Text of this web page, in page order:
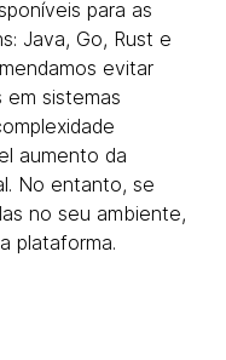
para as
Java, Go, Rust e
evitar
em sistemas
aumento da
No entanto, se
no seu ambiente,
plataforma.